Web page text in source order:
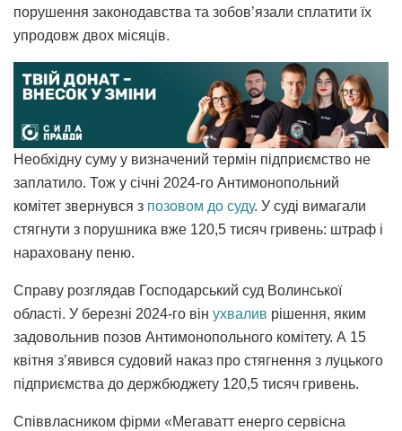
порушення законодавства та зобов’язали сплатити їх
упродовж двох місяців.
Необхідну суму у визначений термін підприємство не
заплатило. Тож у січні 2024-го Антимонопольний
комітет звернувся з позовом до суду. У суді вимагали
стягнути з порушника вже 120,5 тисяч гривень: штраф і
нараховану пеню.
Справу розглядав Господарський суд Волинської
області. У березні 2024-го він ухвалив рішення, яким
задовольнив позов Антимонопольного комітету. А 15
квітня з’явився судовий наказ про стягнення з луцького
підприємства до держбюджету 120,5 тисяч гривень.
Співвласником фірми «Мегаватт енерго сервісна